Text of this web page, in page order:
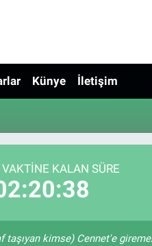
Künye İletişim
KALAN SÜRE
taşıyan kimse) Cennet'e